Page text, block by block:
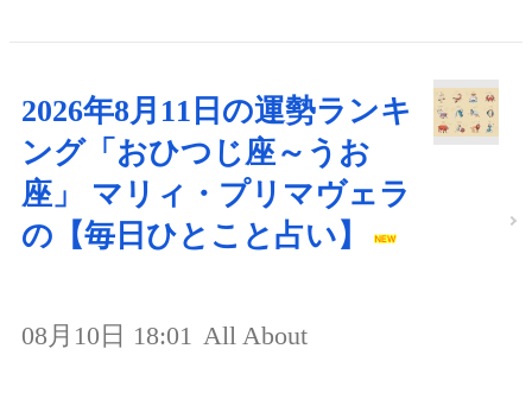
2026年8月11日の運勢ランキ
ング「おひつじ座～うお
座」 マリィ・プリマヴェラ
の【毎日ひとこと占い】
08月10日 18:01 All About